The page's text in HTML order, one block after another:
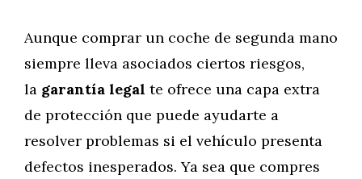
Aunque comprar un coche de segunda mano
siempre lleva asociados ciertos riesgos,
la garantía legal te ofrece una capa extra
de protección que puede ayudarte a
resolver problemas si el vehículo presenta
defectos inesperados. Ya sea que compres